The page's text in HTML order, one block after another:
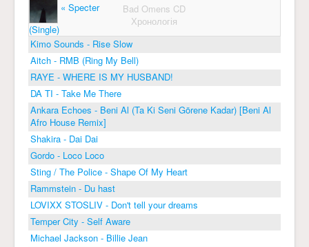
« Specter
(Single)
Bad Omens CD
Хронологія
Kimo Sounds - Rise Slow
Aitch - RMB (Ring My Bell)
RAYE - WHERE IS MY HUSBAND!
DA TI - Take Me There
Ankara Echoes - Beni Al (Ta Ki Seni Görene Kadar) [Beni Al
Afro House Remix]
Shakira - Dai Dai
Gordo - Loco Loco
Sting / The Police - Shape Of My Heart
Rammstein - Du hast
LOVIXX STOSLIV - Don't tell your dreams
Temper City - Self Aware
Michael Jackson - Billie Jean